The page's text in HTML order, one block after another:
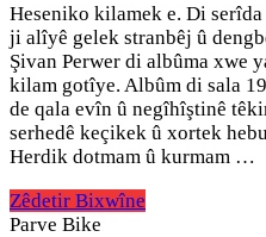
Heseniko kilamek e. Di serîda
ji alîyê gelek stranbêj û
Şivan Perwer di albûma xwe
kilam gotîye. Albûm di sala
de qala evîn û negîhîştinê
serhedê keçikek û xortek
Herdik dotmam û kurmam …
Zêdetir Bixwîne
Parve Bike